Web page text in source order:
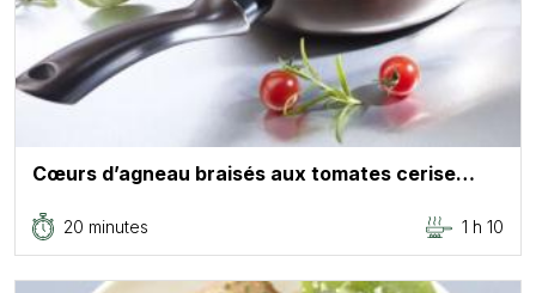
Cœurs d’agneau braisés aux tomates cerise…
20 minutes 1 h 10